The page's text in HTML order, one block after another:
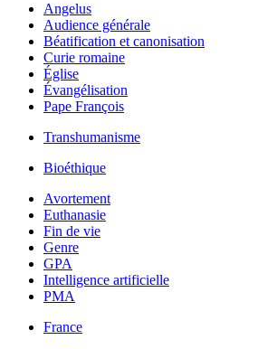
Angelus
Audience générale
Béatification et canonisation
Curie romaine
Église
Évangélisation
Pape François
Transhumanisme
Bioéthique
Avortement
Euthanasie
Fin de vie
Genre
GPA
Intelligence artificielle
PMA
France